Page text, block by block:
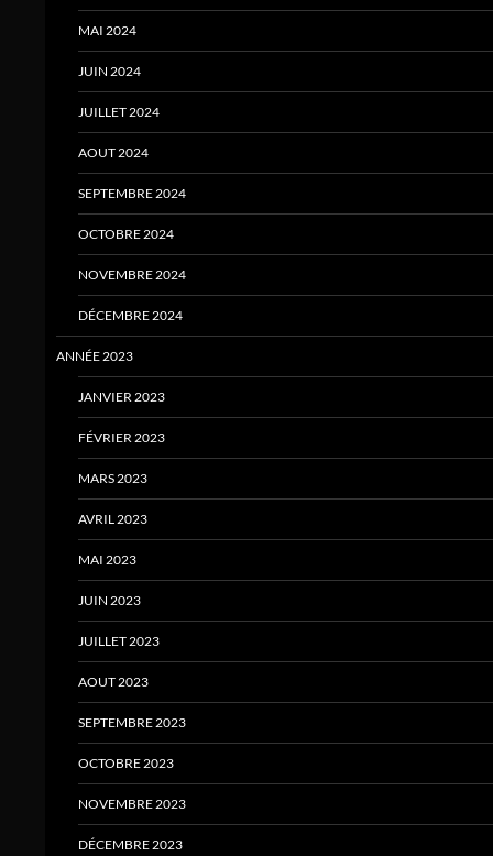
MAI 2024
JUIN 2024
JUILLET 2024
AOUT 2024
SEPTEMBRE 2024
OCTOBRE 2024
NOVEMBRE 2024
DÉCEMBRE 2024
ANNÉE 2023
JANVIER 2023
FÉVRIER 2023
MARS 2023
AVRIL 2023
MAI 2023
JUIN 2023
JUILLET 2023
AOUT 2023
SEPTEMBRE 2023
OCTOBRE 2023
NOVEMBRE 2023
DÉCEMBRE 2023